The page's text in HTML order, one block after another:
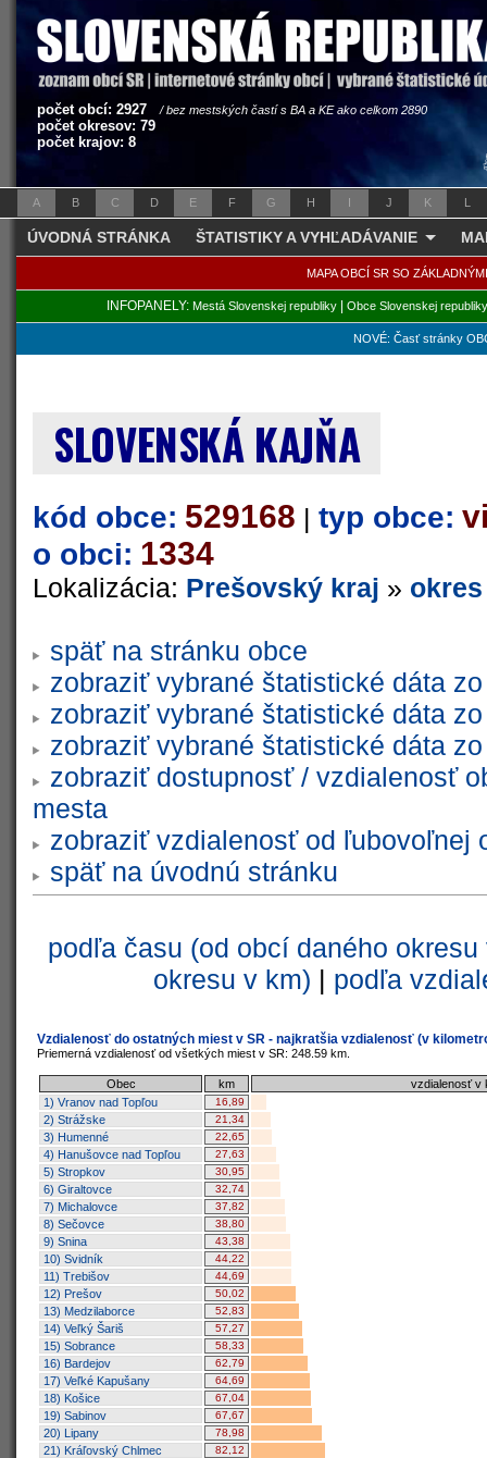
počet obcí: 2927 / bez mestských častí s BA a KE ako celkom 2890
počet okresov: 79
počet krajov: 8
A B C D E F G H I J K L
ÚVODNÁ STRÁNKA ŠTATISTIKY A VYHĽADÁVANIE
MAPA OBCÍ SR SO
INFOPANELY: Mestá Slovenskej republiky| Obce Slovenskej republiky
NOVÉ: Časť stránky
SLOVENSKÁ KAJŇA
kód obce: 529168 | typ obce:
o obci: 1334
Lokalizácia: Prešovský kraj »
späť na stránku obce
zobraziť vybrané štatistické dáta
zobraziť vybrané štatistické dáta
zobraziť vybrané štatistické dáta
zobraziť dostupnosť / vzdialenosť
mesta
zobraziť vzdialenosť od ľubovoľnej
späť na úvodnú stránku
podľa času (od obcí daného okresu
okresu v km) | podľa
Vzdialenosť do ostatných miest v SR - najkratšia vzdialenosť (v
Priemerná vzdialenosť od všetkých miest v SR: 248.59 km.
Obec km
vzdialenosť v
1) Vranov nad Topľou
16,89
2) Strážske 21,34
3) Humenné 22,65
4) Hanušovce nad Topľou 27,63
5) Stropkov 30,95
6) Giraltovce 32,74
7) Michalovce 37,82
8) Sečovce 38,80
9) Snina 43,38
10) Svidník 44,22
11) Trebišov 44,69
12) Prešov 50,02
13) Medzilaborce 52,83
14) Veľký Šariš 57,27
15) Sobrance 58,33
16) Bardejov 62,79
17) Veľké Kapušany 64,69
18) Košice 67,04
19) Sabinov 67,67
20) Lipany 78,98
21) Kráľovský Chlmec 82,12